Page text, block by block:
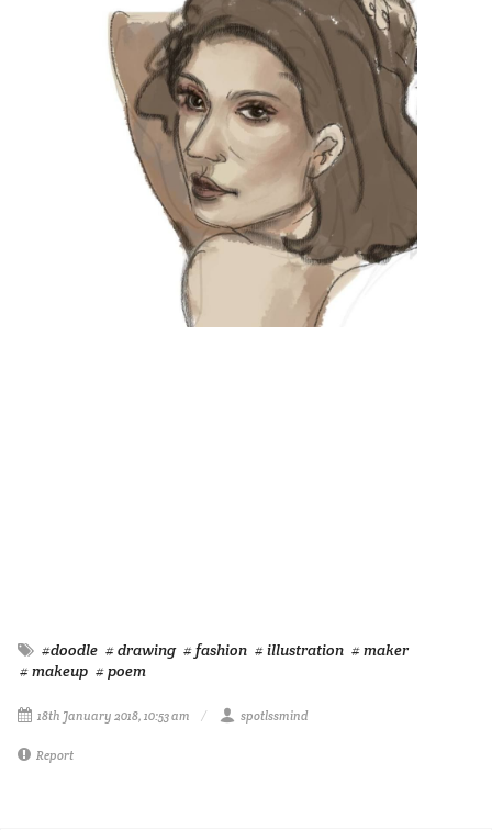
#doodle # drawing # fashion # illustration # maker
# makeup # poem
18th January 2018, 10:53 am spotlssmind
Report